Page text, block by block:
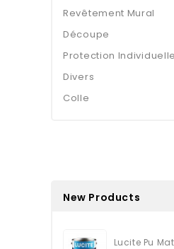
Revêtement Mural
Découpe
Protection Individuelle
Divers
Colle
New Products